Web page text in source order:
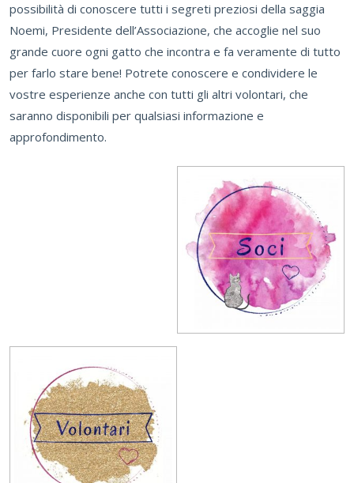
possibilità di conoscere tutti i segreti preziosi della saggia
Noemi, Presidente dell’Associazione, che accoglie nel suo
grande cuore ogni gatto che incontra e fa veramente di tutto
per farlo stare bene! Potrete conoscere e condividere le
vostre esperienze anche con tutti gli altri volontari, che
saranno disponibili per qualsiasi informazione e
approfondimento.